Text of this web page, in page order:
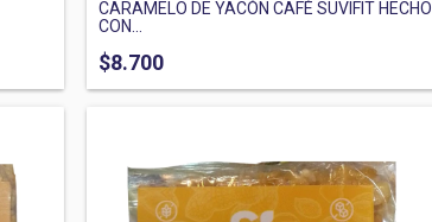
CARAMELO DE YACÓN CAFÉ SUVIFIT HECHO
CON...
$8.700